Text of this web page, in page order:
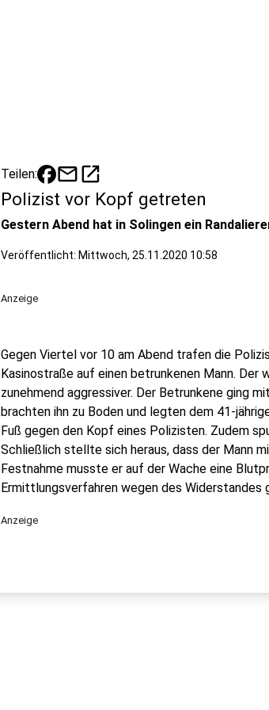
Teilen: mailopen_in_new
Polizist vor Kopf getreten
Gestern Abend hat in Solingen ein
Veröffentlicht: Mittwoch, 25.11.2020 10:58
Anzeige
Gegen Viertel vor 10 am Abend trafen die
Kasinostraße auf einen betrunkenen Mann.
zunehmend aggressiver. Der Betrunkene ging
brachten ihn zu Boden und legten dem 41-
Fuß gegen den Kopf eines Polizisten. Zudem
Schließlich stellte sich heraus, dass der Mann
Festnahme musste er auf der Wache eine
Ermittlungsverfahren wegen des
Anzeige